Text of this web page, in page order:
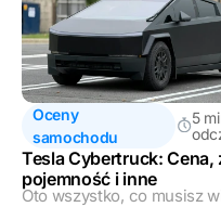
Oceny
samochodu
5
Tesla Cybertruck: Cena,
pojemność i inne
Oto wszystko, co musisz